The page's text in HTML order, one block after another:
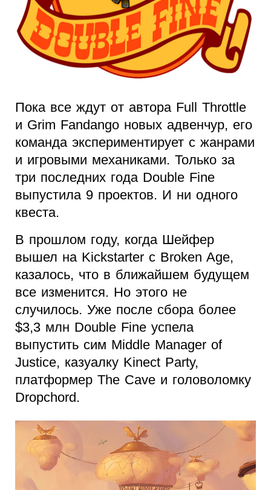
Пока все ждут от автора Full Throttle
и Grim Fandango новых адвенчур, его
команда экспериментирует с жанрами
и игровыми механиками. Только за
три последних года Double Fine
выпустила 9 проектов. И ни одного
квеста.
В прошлом году, когда Шейфер
вышел на Kickstarter с Broken Age,
казалось, что в ближайшем будущем
все изменится. Но этого не
случилось. Уже после сбора более
$3,3 млн Double Fine успела
выпустить сим Middle Manager of
Justice, казуалку Kinect Party,
платформер The Cave и головоломку
Dropchord.